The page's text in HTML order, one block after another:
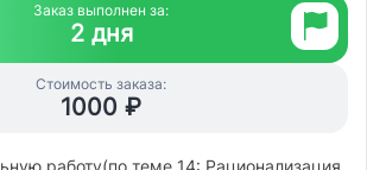
Заказ выполнен за:
2 дня
Стоимость заказа:
1000 ₽
работу(по теме 14: Рационализация